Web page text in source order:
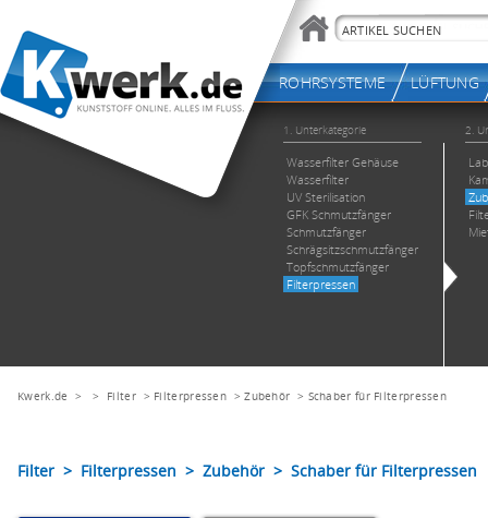
Kwerk.de > > Filter> Filterpressen >Zubehör > Schaber für Filterpressen
Filter > Filterpressen > Zubehör > Schaber für Filterpressen